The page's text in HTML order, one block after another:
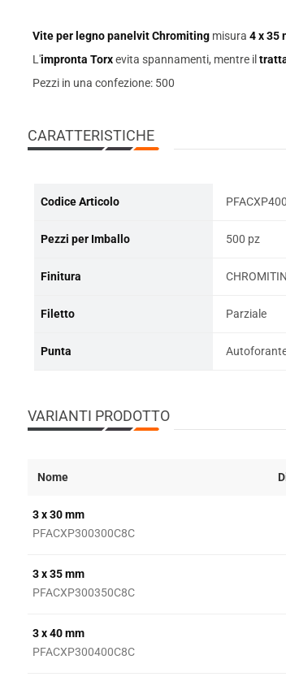
Vite per legno panelvit Chromitingmisura 4 x 35
L'impronta Torxevita spannamenti, mentre il
Pezzi in una confezione: 500
CARATTERISTICHE
Codice Articolo
Pezzi per Imballo 500 pz
Finitura
Filetto Parziale
Punta
VARIANTI PRODOTTO
Nome
3 x 30 mm
PFACXP300300C8C
3 x 35 mm
PFACXP300350C8C
3 x 40 mm
PFACXP300400C8C